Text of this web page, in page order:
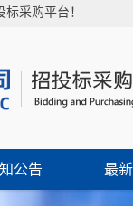
采购平台！
公告 最